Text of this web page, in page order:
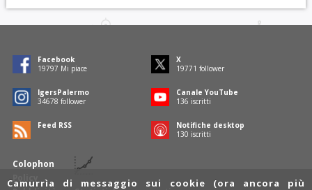
Colophon
Policy
Facebook
19797 Mi piace
X
19771 follower
IgersPalermo
34678 follower
Canale YouTube
136 iscritti
Feed RSS
Notifiche desktop
130 iscritti
Camurrìa di messaggio sui cookie (ora ancora più